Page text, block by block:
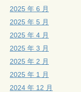
2025 年 6 月
2025 年 5 月
2025 年 4 月
2025 年 3 月
2025 年 2 月
2025 年 1 月
2024 年 12 月